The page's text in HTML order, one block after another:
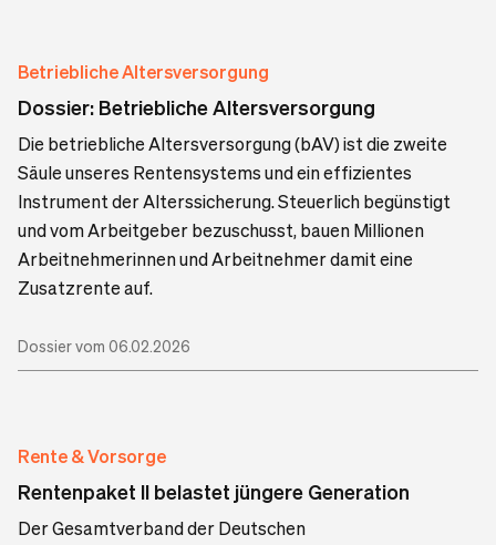
Betriebliche Altersversorgung
Dossier: Betriebliche Altersversorgung
Die betriebliche Altersversorgung (bAV) ist die zweite
Säule unseres Rentensystems und ein effizientes
Instrument der Alterssicherung. Steuerlich begünstigt
und vom Arbeitgeber bezuschusst, bauen Millionen
Arbeitnehmerinnen und Arbeitnehmer damit eine
Zusatzrente auf.
Dossier vom 06.02.2026
Rente & Vorsorge
Rentenpaket II belastet jüngere Generation
Der Gesamtverband der Deutschen